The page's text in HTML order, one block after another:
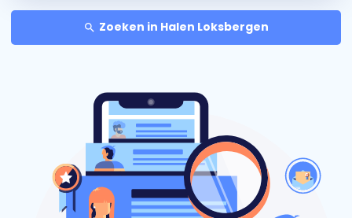
search Zoeken in Halen Loksbergen